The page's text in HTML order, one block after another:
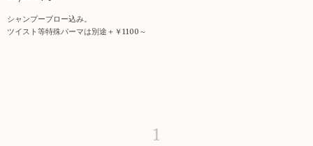
シャンプーブロー込み。
ツイスト等特殊パーマは別途＋￥1100～
1